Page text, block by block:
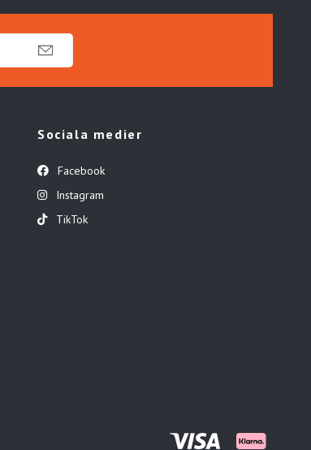
Sociala medier
Facebook
Instagram
TikTok